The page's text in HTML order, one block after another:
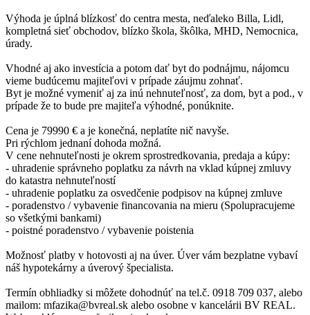
Výhoda je úplná blízkosť do centra mesta, neďaleko Billa, Lidl,
kompletná sieť obchodov, blízko škola, škôlka, MHD, Nemocnica,
úrady.
Vhodné aj ako investícia a potom dať byt do podnájmu, nájomcu
vieme budúcemu majiteľovi v prípade záujmu zohnať.
Byt je možné vymeniť aj za inú nehnuteľnosť, za dom, byt a pod., v
prípade že to bude pre majiteľa výhodné, ponúknite.
Cena je 79990 € a je konečná, neplatíte nič navyše.
Pri rýchlom jednaní dohoda možná.
V cene nehnuteľnosti je okrem sprostredkovania, predaja a kúpy:
- uhradenie správneho poplatku za návrh na vklad kúpnej zmluvy
do katastra nehnuteľností
- uhradenie poplatku za osvedčenie podpisov na kúpnej zmluve
- poradenstvo / vybavenie financovania na mieru (Spolupracujeme
so všetkými bankami)
- poistné poradenstvo / vybavenie poistenia
Možnosť platby v hotovosti aj na úver. Úver vám bezplatne vybaví
náš hypotekárny a úverový špecialista.
Termín obhliadky si môžete dohodnúť na tel.č. 0918 709 037, alebo
mailom: mfazika@bvreal.sk alebo osobne v kancelárii BV REAL.